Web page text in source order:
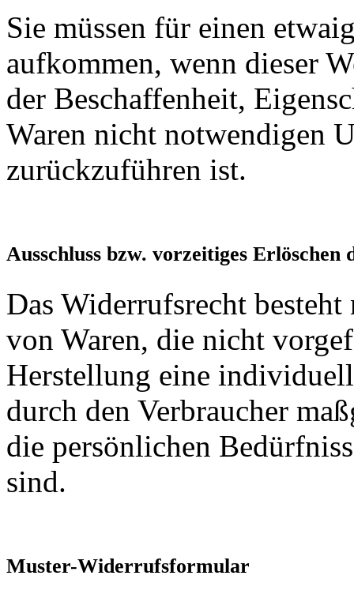
Sie müssen für einen
aufkommen, wenn dieser
der Beschaffenheit,
Waren nicht notwendigen
zurückzuführen ist.
Ausschluss bzw. vorzeitiges Erlöschen
Das Widerrufsrecht
von Waren, die nicht
Herstellung eine
durch den Verbraucher
die persönlichen
sind.
Muster-Widerrufsformular